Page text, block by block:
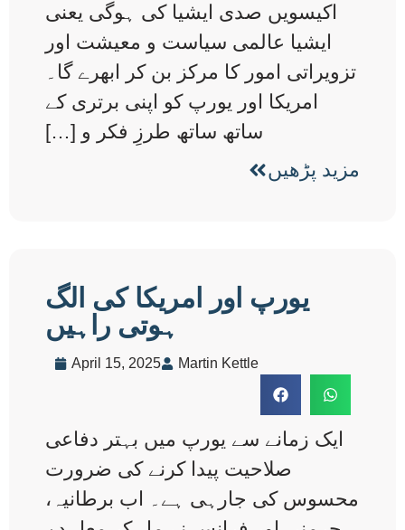
اکیسویں صدی ایشیا کی ہوگی یعنی
ایشیا عالمی سیاست و معیشت اور
تزویراتی امور کا مرکز بن کر ابھرے گا۔
امریکا اور یورپ کو اپنی برتری کے
ساتھ ساتھ طرزِ فکر و […]
مزید پڑھیں
یورپ اور امریکا کی الگ
ہوتی راہیں
April 15, 2025 Martin Kettle
ایک زمانے سے یورپ میں بہتر دفاعی
صلاحیت پیدا کرنے کی ضرورت
محسوس کی جارہی ہے۔ اب برطانیہ،